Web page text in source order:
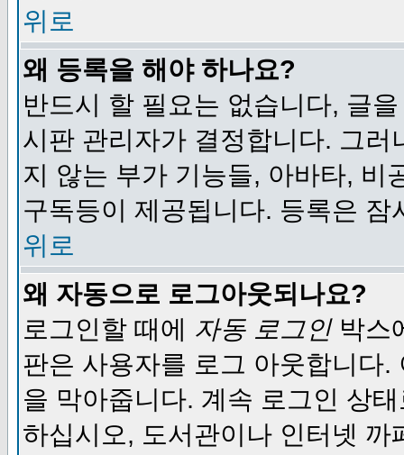
위로
왜 등록을 해야 하나요?
반드시 할 필요는 없습니다, 글
시판 관리자가 결정합니다. 그
지 않는 부가 기능들, 아바타, 비
구독등이 제공됩니다. 등록은
위로
왜 자동으로 로그아웃되나요?
로그인할 때에 자동 로그인박스
판은 사용자를 로그 아웃합니다
을 막아줍니다. 계속 로그인 상
하십시오, 도서관이나 인터넷